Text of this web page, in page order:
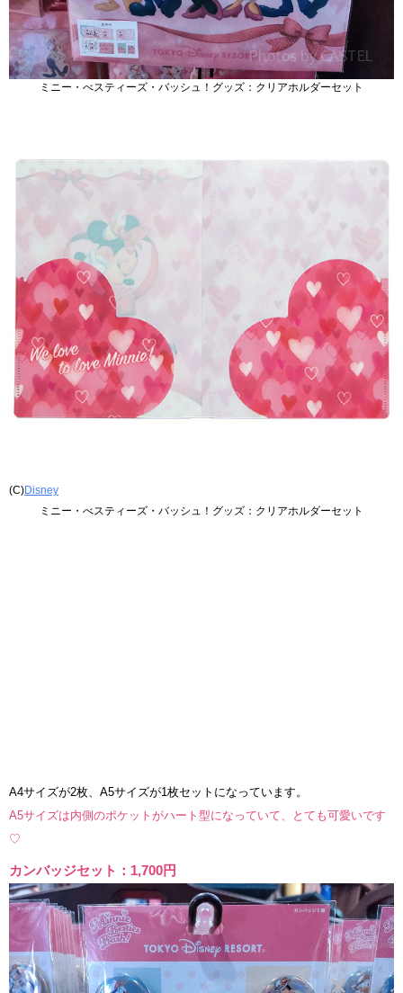
ミニー・べスティーズ・バッシュ！グッズ：クリアホルダーセット
(C)Disney
ミニー・べスティーズ・バッシュ！グッズ：クリアホルダーセット
A4サイズが2枚、A5サイズが1枚セットになっています。
A5サイズは内側のポケットがハート型になっていて、とても可愛いです
♡
カンバッジセット：1,700円